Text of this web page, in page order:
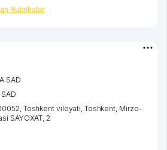
Rubrikalar
SAD
Toshkent viloyati, Toshkent, Mirzo-
SAYOXAT, 2